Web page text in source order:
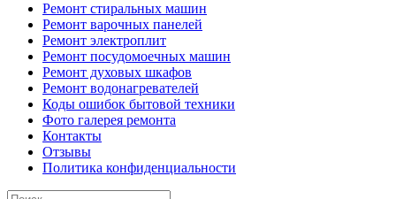
Ремонт стиральных машин
Ремонт варочных панелей
Ремонт электроплит
Ремонт посудомоечных машин
Ремонт духовых шкафов
Ремонт водонагревателей
Коды ошибок бытовой техники
Фото галерея ремонта
Контакты
Отзывы
Политика конфиденциальности